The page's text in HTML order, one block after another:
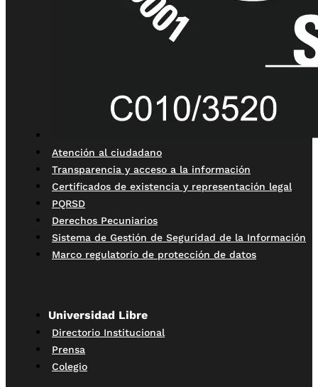
Atención al ciudadano
Transparencia y acceso a la información
Certificados de existencia y representación legal
PQRSD
Derechos Pecuniarios
Sistema de Gestión de Seguridad de la Información
Marco regulatorio de protección de datos
Universidad Libre
Directorio Institucional
Prensa
Colegio